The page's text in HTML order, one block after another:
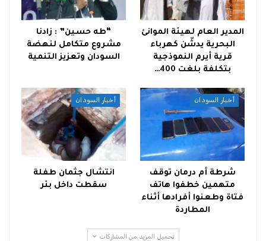
المدير العام لهيئة الموانئ
البحرية يدشّن كهرباء
قرية أيرم النموذجية
بتكلفة بلغت 400…
“طه حسين” : زادنا
مشروع متكامل لنهضة
السودان وتعزيز التنمية
أخبار السودان
شرطة أم درمان توقف
متهمين خطفوا هاتف
فتاة وطعنوا أفرادها أثناء
المطاردة
أخبار السودان
انتشال جثمان طفلة
سقطت داخل بئر
تحميل المزيد من المشاركات